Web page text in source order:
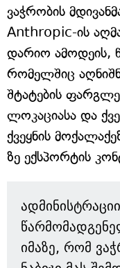
ვაჭრობის
Anthropic-ის
დარიო ამოდეის,
რომელშიც
შტატების
ლოკაციასა და
ქვეყნის
ზე ექსპორტის
იმაზე, რომ